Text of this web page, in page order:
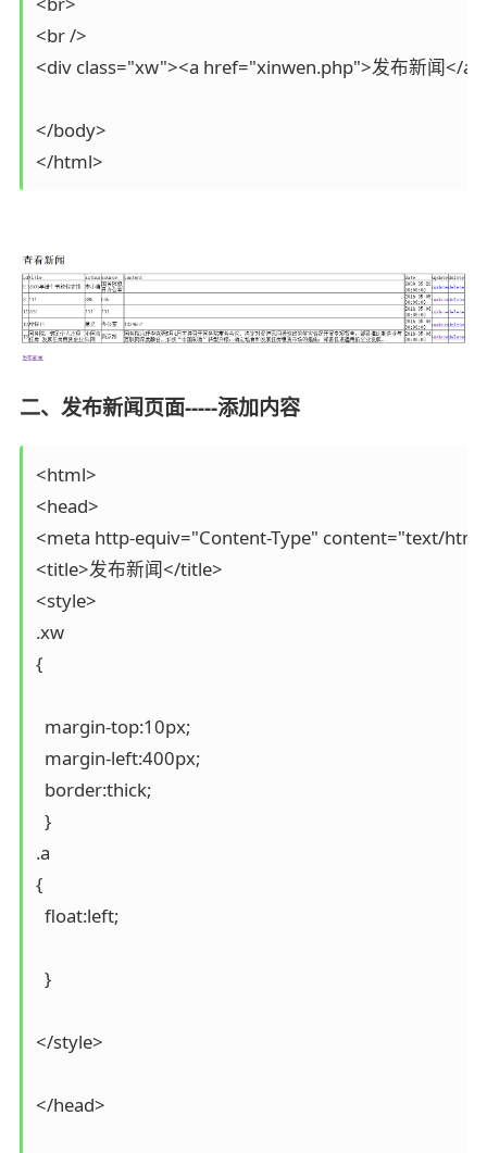
<br />
<div class="xw"><a href="xinwen.php">发布新闻</
</body>
二、发布新闻页面-----添加内容
<html>
<head>
<meta http-equiv="Content-Type" content="text/
<title>发布新闻</title>
<style>
.xw
{
  margin-top:10px;
  margin-left:400px;
  border:thick;
  }
.a
{
  float:left;
  }
</style>
</head>